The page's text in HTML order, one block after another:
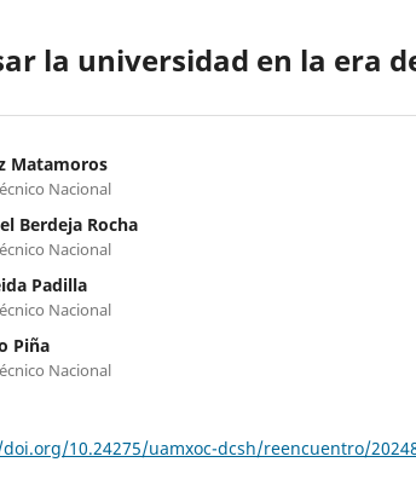
la universidad en la era
Matamoros
Nacional
Berdeja Rocha
Nacional
Padilla
Nacional
Piña
Nacional
10.24275/uamxoc-dcsh/reencuentro/